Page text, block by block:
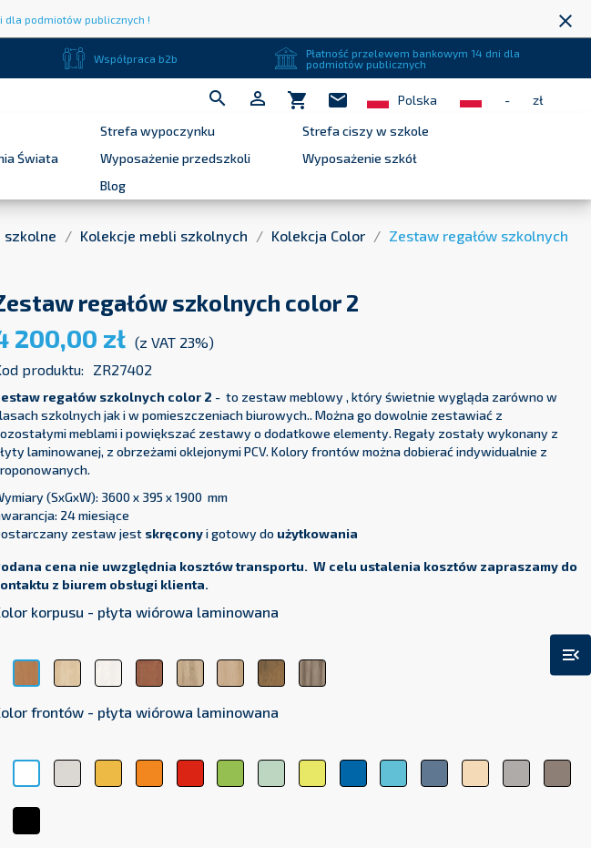
dla podmiotów publicznych ! close
Współpraca b2b
Płatność przelewem bankowym 14 dni dla
podmiotów publicznych
  shopping_cart mail Polska -
zł
Strefa wypoczynku
Strefa ciszy w szkole
Świata Wyposażenie przedszkoli
Wyposażenie szkół
Blog
menu_open
szkolne Kolekcje mebli szkolnych Kolekcja Color
Zestaw regałów szkolnych
regałów szkolnych color 2
200,00 zł (z VAT 23%)
produktu:
ZR27402
regałów szkolnych color 2 - to zestaw meblowy , który świetnie wygląda zarówno w
szkolnych jak i w pomieszczeniach biurowych.. Można go dowolnie zestawiać z
meblami i powiększać zestawy o dodatkowe elementy. Regały zostały wykonany z
laminowanej, z obrzeżami oklejonymi PCV. Kolory frontów można dobierać indywidualnie z
(SxGxW): 3600 x 395 x 1900 mm
24 miesiące
zestaw jest skręconyi gotowy do użytkowania
cena nie uwzględnia kosztów transportu. W celu ustalenia kosztów zapraszamy do
z biurem obsługi klienta.
korpusu - płyta wiórowa laminowana
Bawaria
Klon
Modrzew
Sibiu
Olcha
Dąb
Sonoma
Dąb
Lindberg
Dąb
Lancelot
Wiąz
Baron
frontów - płyta wiórowa laminowana
Popiel Żółty Pomarańczowy
CzerwonyZielonyMięta LimonkaGranatowyNiebieskiZgaszony
błękit
Beż Szary
-